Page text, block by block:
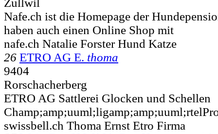
Nafe.ch ist die Homepage der
haben auch einen Online Shop mit
nafe.ch Natalie Forster Hund Katze
26 ETRO AG E. thoma
9404
Rorschacherberg
ETRO AG Sattlerei Glocken und Schellen
swissbell.ch Thoma Ernst Etro Firma